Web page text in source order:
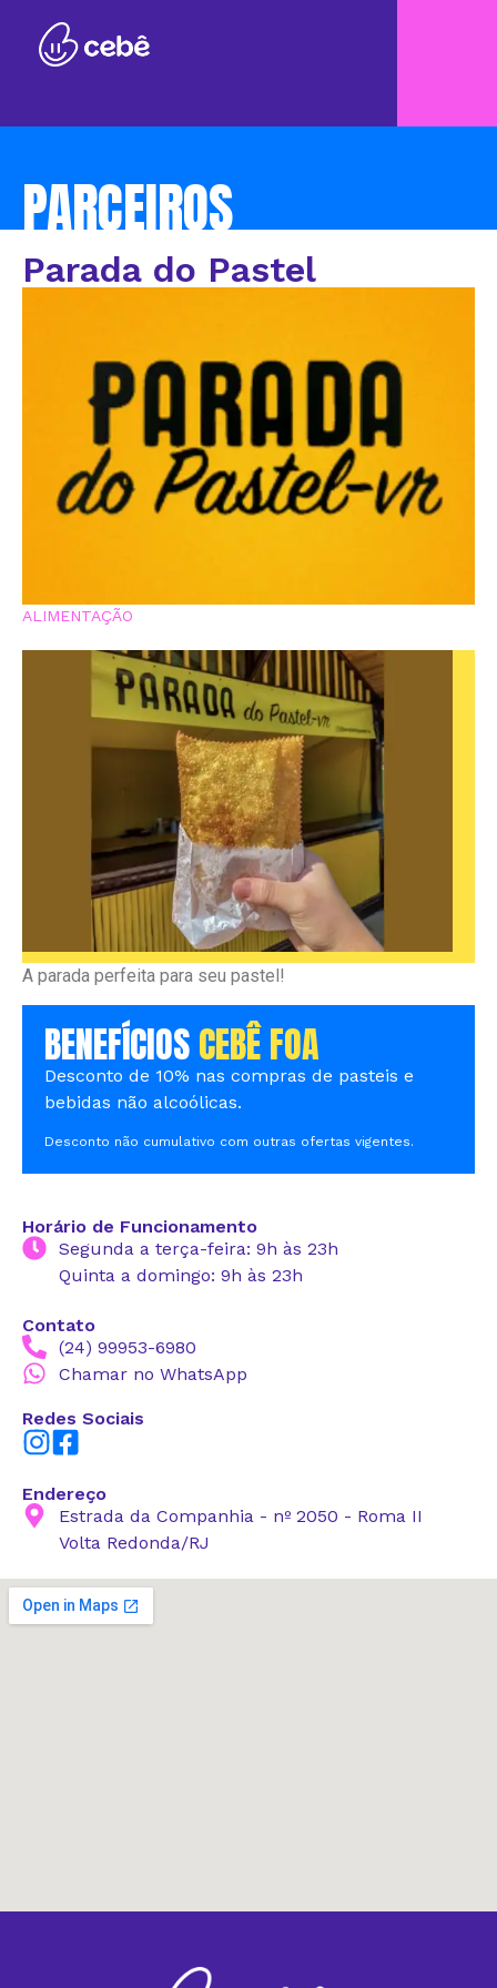
PARCEIROS
Parada do Pastel
ALIMENTAÇÃO
A parada perfeita para seu pastel!
BENEFÍCIOSCEBÊ FOA
Desconto de 10% nas compras de pasteis e
bebidas não alcoólicas.
Desconto não cumulativo com outras ofertas vigentes.
Horário de Funcionamento
Segunda a terça-feira: 9h às 23h
Quinta a domingo: 9h às 23h
Contato
(24) 99953-6980
Chamar no WhatsApp
Redes Sociais
Endereço
Estrada da Companhia - nº 2050 - Roma II
Volta Redonda/RJ